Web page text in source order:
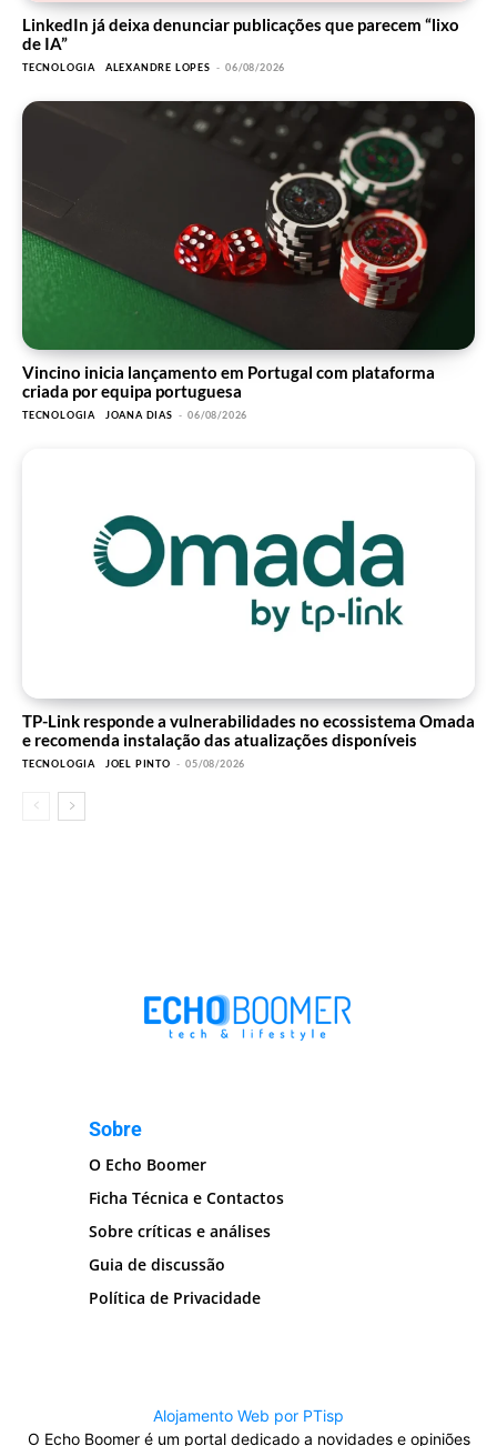
LinkedIn já deixa denunciar publicações que parecem “lixo
de IA”
TECNOLOGIA ALEXANDRE LOPES - 06/08/2026
Vincino inicia lançamento em Portugal com plataforma
criada por equipa portuguesa
TECNOLOGIA JOANA DIAS - 06/08/2026
TP-Link responde a vulnerabilidades no ecossistema Omada
e recomenda instalação das atualizações disponíveis
TECNOLOGIA JOEL PINTO - 05/08/2026
Sobre
O Echo Boomer
Ficha Técnica e Contactos
Sobre críticas e análises
Guia de discussão
Política de Privacidade
Alojamento Web por PTisp
O Echo Boomer é um portal dedicado a novidades e opiniões